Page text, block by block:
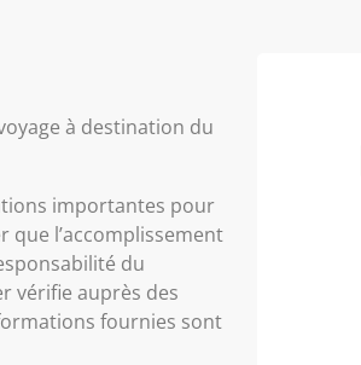
à destination du
importantes pour
que l’accomplissement
du
vérifie auprès des
fournies sont